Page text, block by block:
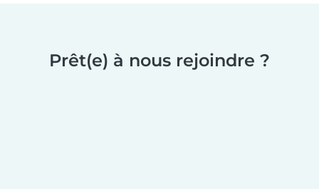
Prêt(e) à nous rejoindre ?